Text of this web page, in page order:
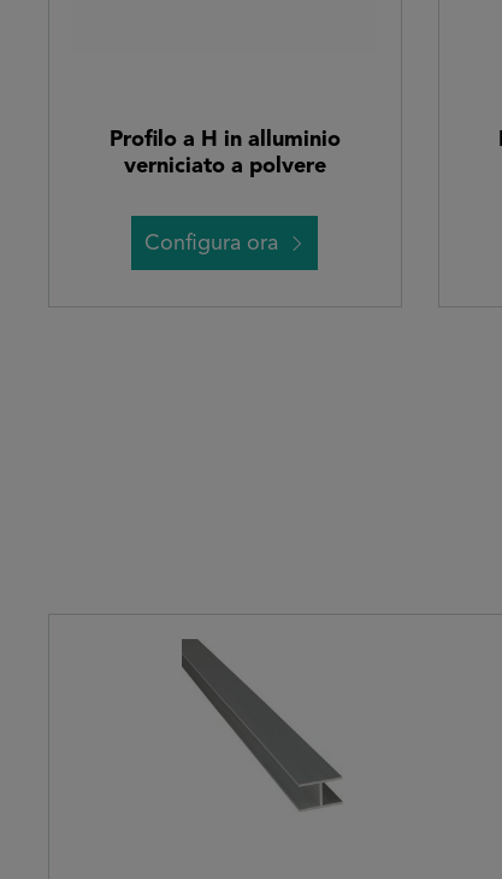
Profilo a H in alluminio
verniciato a polvere
Configura ora